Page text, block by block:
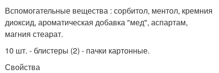
Вспомогательные вещества : сорбитол, ментол, кремния
диоксид, ароматическая добавка "мед", аспартам,
магния стеарат.
10 шт. - блистеры (2) - пачки картонные.
Свойства